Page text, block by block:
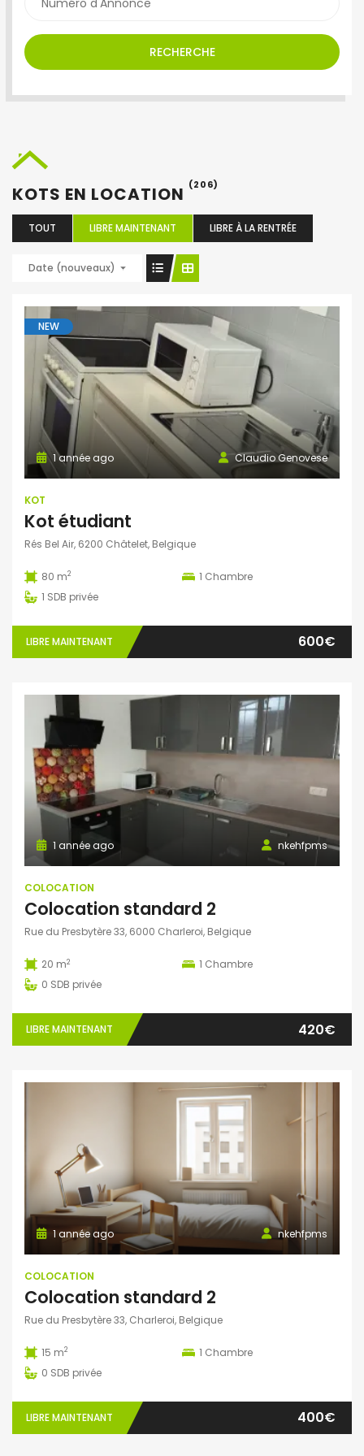
RECHERCHE
KOTS EN LOCATION (206)
TOUT LIBRE MAINTENANT LIBRE À LA RENTRÉE
Date (nouveaux)
NEW
Claudio Genovese
1 année ago
KOT
Kot étudiant
Rés Bel Air, 6200 Châtelet, Belgique
80 m2 1 Chambre
1 SDB privée
LIBRE MAINTENANT 600€
nkehfpms
1 année ago
COLOCATION
Colocation standard 2
Rue du Presbytère 33, 6000 Charleroi, Belgique
20 m2 1 Chambre
0 SDB privée
LIBRE MAINTENANT 420€
nkehfpms
1 année ago
COLOCATION
Colocation standard 2
Rue du Presbytère 33, Charleroi, Belgique
15 m2 1 Chambre
0 SDB privée
LIBRE MAINTENANT 400€